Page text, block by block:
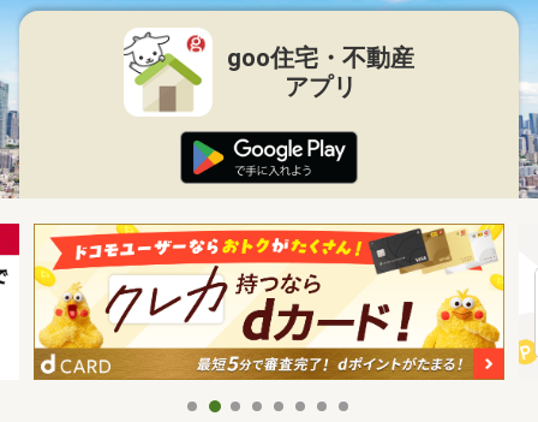
goo住宅・不動産
アプリ